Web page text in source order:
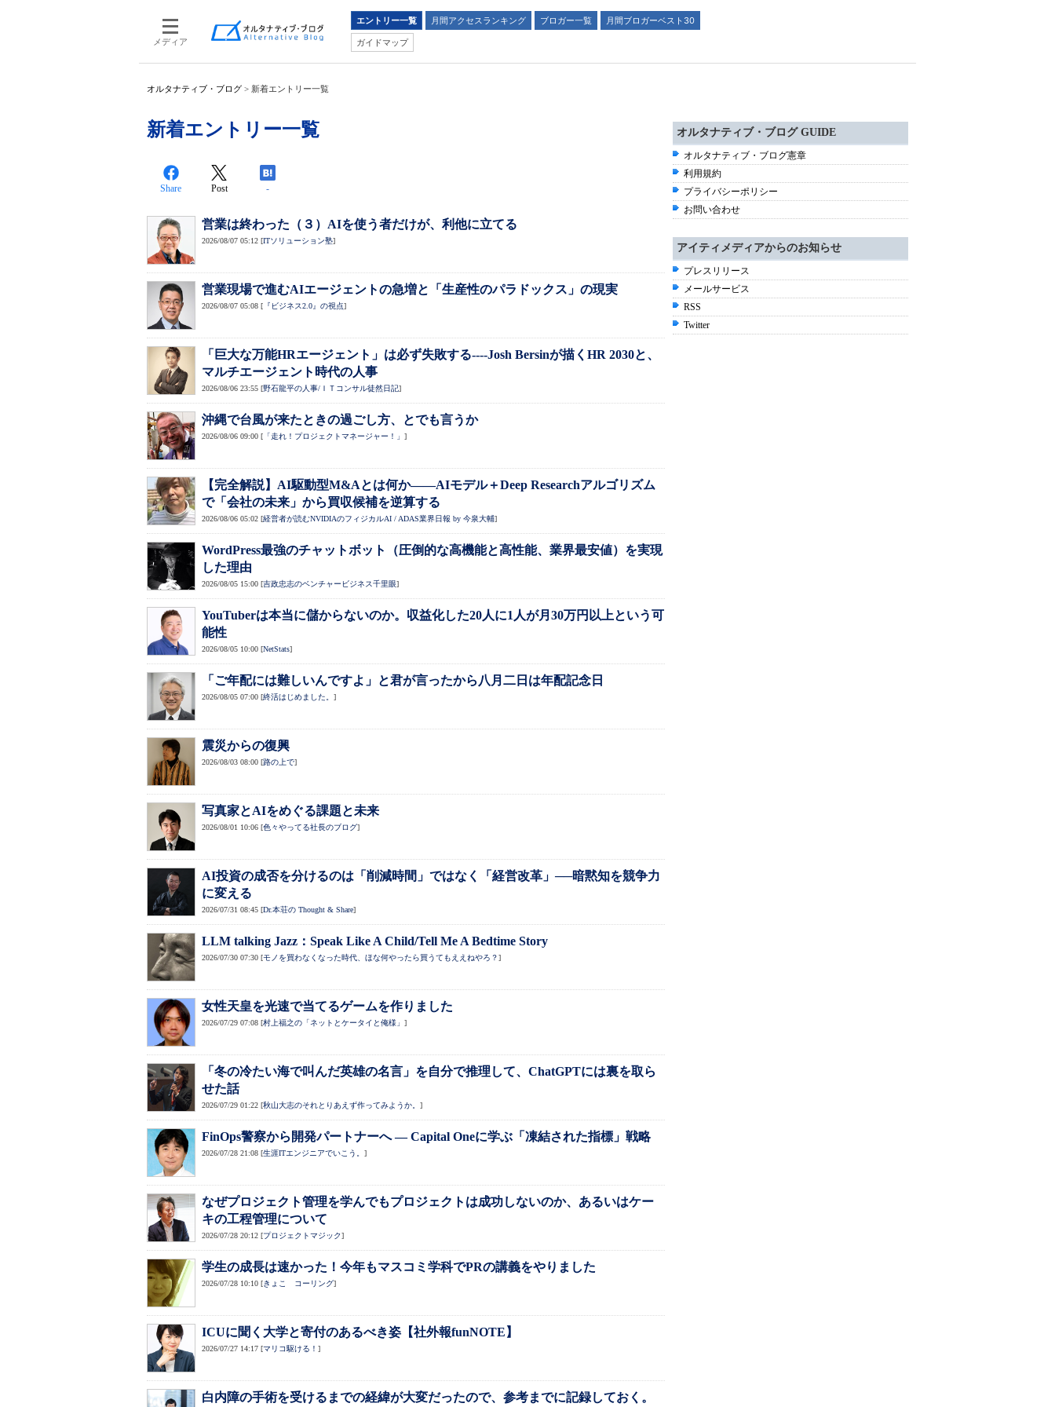
メディア
エントリー一覧 月間アクセスランキング ブロガー一覧
月間ブロガーベスト30
ガイドマップ
オルタナティブ・ブログ > 新着エントリー一覧
新着エントリー一覧
Share Post -
営業は終わった（３）AIを使う者だけが、利他に立てる
2026/08/07 05:12 [ITソリューション塾]
営業現場で進むAIエージェントの急増と「生産性のパラドックス」の現実
2026/08/07 05:08 [ 『ビジネス2.0』の視点]
「巨大な万能HRエージェント」は必ず失敗する----Josh Bersinが描くHR 2030と、
マルチエージェント時代の人事
2026/08/06 23:55 [野石龍平の人事/ＩＴコンサル徒然日記]
沖縄で台風が来たときの過ごし方、とでも言うか
2026/08/06 09:00 [ 「走れ！プロジェクトマネージャー！」 ]
【完全解説】AI駆動型M&Aとは何か――AIモデル＋Deep Researchアルゴリズム
で「会社の未来」から買収候補を逆算する
2026/08/06 05:02 [経営者が読むNVIDIAのフィジカルAI / ADAS業界日報 by 今泉大輔]
WordPress最強のチャットボット（圧倒的な高機能と高性能、業界最安値）を実現
した理由
2026/08/05 15:00 [吉政忠志のベンチャービジネス千里眼]
YouTuberは本当に儲からないのか。収益化した20人に1人が月30万円以上という可
能性
2026/08/05 10:00 [NetStats]
「ご年配には難しいんですよ」と君が言ったから八月二日は年配記念日
2026/08/05 07:00 [終活はじめました。 ]
震災からの復興
2026/08/03 08:00 [路の上で]
写真家とAIをめぐる課題と未来
2026/08/01 10:06 [色々やってる社長のブログ]
AI投資の成否を分けるのは「削減時間」ではなく「経営改革」──暗黙知を競争力
に変える
2026/07/31 08:45 [Dr.本荘の Thought & Share]
LLM talking Jazz：Speak Like A Child/Tell Me A Bedtime Story
2026/07/30 07:30 [モノを買わなくなった時代、ほな何やったら買うてもええねやろ？]
女性天皇を光速で当てるゲームを作りました
2026/07/29 07:08 [村上福之の「ネットとケータイと俺様」 ]
「冬の冷たい海で叫んだ英雄の名言」を自分で推理して、ChatGPTには裏を取ら
せた話
2026/07/29 01:22 [秋山大志のそれとりあえず作ってみようか。 ]
FinOps警察から開発パートナーへ ― Capital Oneに学ぶ「凍結された指標」戦略
2026/07/28 21:08 [生涯ITエンジニアでいこう。 ]
なぜプロジェクト管理を学んでもプロジェクトは成功しないのか、あるいはケー
キの工程管理について
2026/07/28 20:12 [プロジェクトマジック]
学生の成長は速かった！今年もマスコミ学科でPRの講義をやりました
2026/07/28 10:10 [きょこ コーリング]
ICUに聞く大学と寄付のあるべき姿【社外報funNOTE】
2026/07/27 14:17 [マリコ駆ける！ ]
白内障の手術を受けるまでの経緯が大変だったので、参考までに記録しておく。
オルタナティブ・ブログ GUIDE
オルタナティブ・ブログ憲章
利用規約
プライバシーポリシー
お問い合わせ
アイティメディアからのお知らせ
プレスリリース
メールサービス
RSS
Twitter